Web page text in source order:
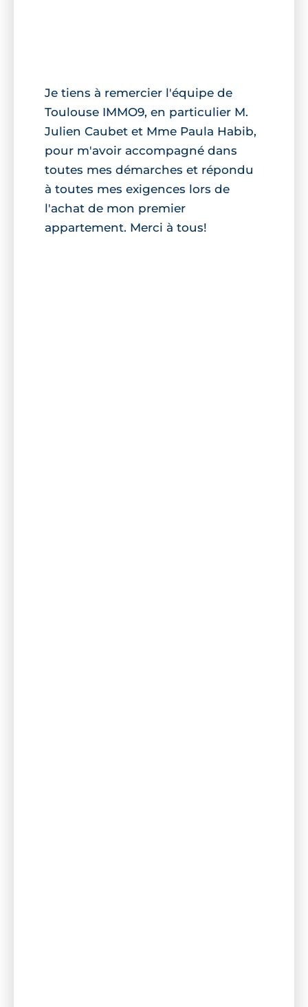
Je tiens à remercier l'équipe de
Toulouse IMMO9, en particulier M.
Julien Caubet et Mme Paula Habib,
pour m'avoir accompagné dans
toutes mes démarches et répondu
à toutes mes exigences lors de
l'achat de mon premier
appartement. Merci à tous!